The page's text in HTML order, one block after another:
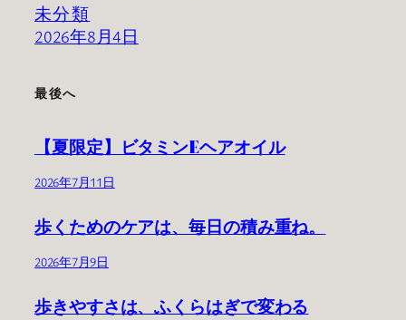
未分類
2026年8月4日
最後へ
【夏限定】ビタミンEヘアオイル
2026年7月11日
歩くためのケアは、毎日の積み重ね。
2026年7月9日
歩きやすさは、ふくらはぎで変わる